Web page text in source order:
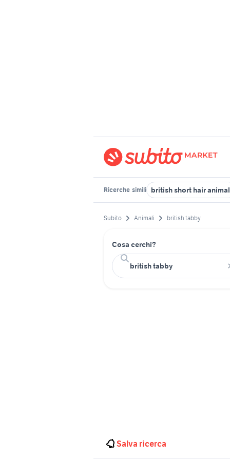
Ricerche simili british short hair
Subito Animali british tabby
Cosa cerchi?
Salva ricerca